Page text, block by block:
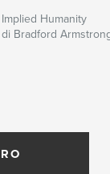
Implied Humanity
di Bradford